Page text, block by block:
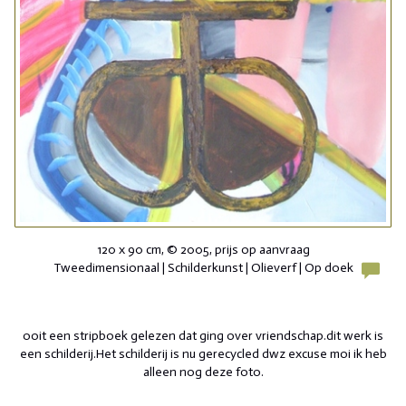
120 x 90 cm, © 2005, prijs op aanvraag
Tweedimensionaal | Schilderkunst | Olieverf | Op doek
ooit een stripboek gelezen dat ging over vriendschap.dit werk is
een schilderij.Het schilderij is nu gerecycled dwz excuse moi ik heb
alleen nog deze foto.